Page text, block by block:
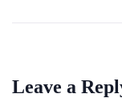
Leave a